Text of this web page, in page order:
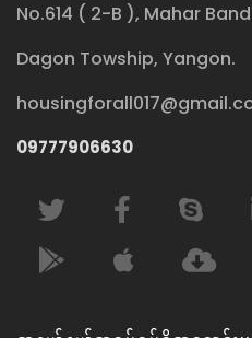
No.614 ( 2-B ), Mahar
Dagon Towship, Yangon.
09777906630